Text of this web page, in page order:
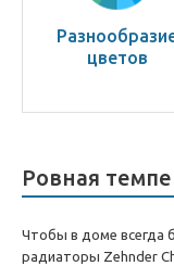
цветов
Ровная
Чтобы в доме всегда
радиаторы Zehnder